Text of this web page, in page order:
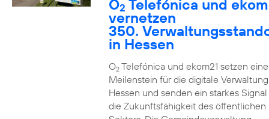
O2 Telefónica und
vernetzen
350.
in Hessen
O2Telefónica und ekom21 setzen
Meilenstein für die digitale
Hessen und senden ein starkes
die Zukunftsfähigkeit des öffentlichen